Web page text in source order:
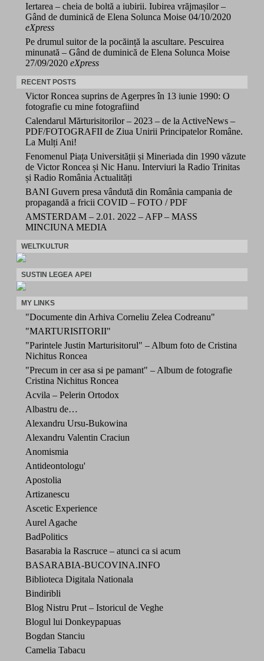
Iertarea – cheia de boltă a iubirii. Iubirea vrăjmașilor –
Gând de duminică de Elena Solunca Moise 04/10/2020
eXpress
Pe drumul suitor de la pocăință la ascultare. Pescuirea
minunată – Gând de duminică de Elena Solunca Moise
27/09/2020 eXpress
RECENT POSTS
Victor Roncea suprins de Agerpres în 13 iunie 1990: O
fotografie cu mine fotografiind
Calendarul Mărturisitorilor – 2023 – de la ActiveNews –
PDF/FOTOGRAFII de Ziua Unirii Principatelor Române.
La Mulți Ani!
Fenomenul Piața Universității și Mineriada din 1990 văzute
de Victor Roncea și Nic Hanu. Interviuri la Radio Trinitas
și Radio România Actualități
BANI Guvern presa vândută din România campania de
propagandă a fricii COVID – FOTO / PDF
AMSTERDAM – 2.01. 2022 – AFP – MASS
MINCIUNA MEDIA
WELTKULTUR
SUSTIN LEGEA APEI
MY LINKS
"Documente din Arhiva Corneliu Zelea Codreanu"
"MARTURISITORII"
"Parintele Justin Marturisitorul" – Album foto de Cristina
Nichitus Roncea
"Precum in cer asa si pe pamant" – Album de fotografie
Cristina Nichitus Roncea
Acvila – Pelerin Ortodox
Albastru de…
Alexandru Ursu-Bukowina
Alexandru Valentin Craciun
Anomismia
Antideontologu'
Apostolia
Artizanescu
Ascetic Experience
Aurel Agache
BadPolitics
Basarabia la Rascruce – atunci ca si acum
BASARABIA-BUCOVINA.INFO
Biblioteca Digitala Nationala
Bindiribli
Blog Nistru Prut – Istoricul de Veghe
Blogul lui Donkeypapuas
Bogdan Stanciu
Camelia Tabacu